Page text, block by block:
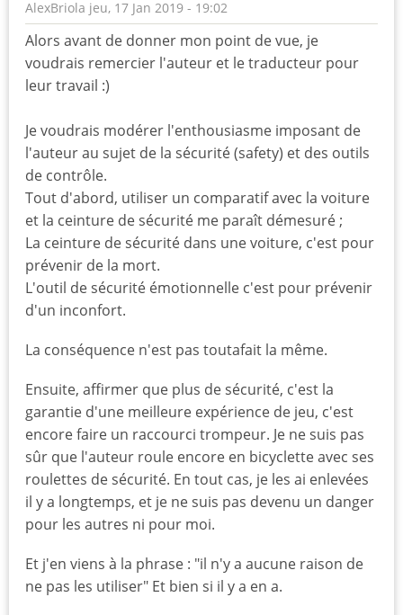
AlexBriola jeu, 17 Jan 2019 - 19:02
Alors avant de donner mon point de vue, je
voudrais remercier l'auteur et le traducteur pour
leur travail :)
Je voudrais modérer l'enthousiasme imposant de
l'auteur au sujet de la sécurité (safety) et des outils
de contrôle.
Tout d'abord, utiliser un comparatif avec la voiture
et la ceinture de sécurité me paraît démesuré ;
La ceinture de sécurité dans une voiture, c'est pour
prévenir de la mort.
L'outil de sécurité émotionnelle c'est pour prévenir
d'un inconfort.
La conséquence n'est pas toutafait la même.
Ensuite, affirmer que plus de sécurité, c'est la
garantie d'une meilleure expérience de jeu, c'est
encore faire un raccourci trompeur. Je ne suis pas
sûr que l'auteur roule encore en bicyclette avec ses
roulettes de sécurité. En tout cas, je les ai enlevées
il y a longtemps, et je ne suis pas devenu un danger
pour les autres ni pour moi.
Et j'en viens à la phrase : "il n'y a aucune raison de
ne pas les utiliser" Et bien si il y a en a.